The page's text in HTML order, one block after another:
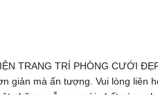
TRANG TRÍ PHÒNG CƯỚI
giản mà ấn tượng. Vui lòng liên